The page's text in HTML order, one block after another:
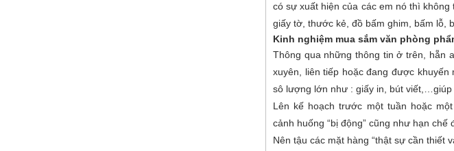
có sự xuất hiện của các em nó thì
giấy tờ, thước kẻ, đồ bấm ghim, bấm lỗ,
Kinh nghiệm mua sắm văn phòng
Thông qua những thông tin ở trên, hẵn
xuyên, liên tiếp hoặc đang được
sô lượng lớn như : giấy in, bút viết,…giúp
Lên kế hoạch trước một tuần hoặc
cảnh huống “bị động” cũng như hạn chế
Nên tậu các mặt hàng “thật sự cần thiết